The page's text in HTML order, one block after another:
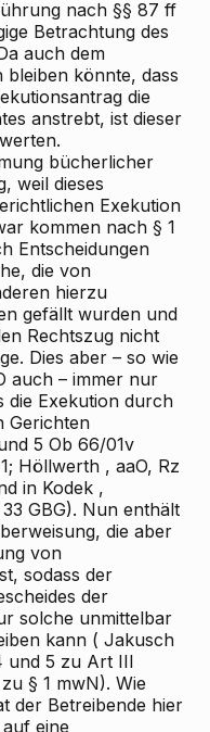
nach §§ 87 ff
Betrachtung des
auch dem
könnte, dass
die
anstrebt, ist dieser
bücherlicher
weil dieses
Exekution
kommen nach § 1
Entscheidungen
die von
hierzu
gefällt wurden und
Rechtszug nicht
Dies aber – so wie
auch – immer nur
die Exekution durch
Gerichten
5 Ob 66/01v
Höllwerth , aaO, Rz
in Kodek ,
GBG). Nun enthält
die aber
von
sodass der
der
solche unmittelbar
kann ( Jakusch
und 5 zu Art III
§ 1 mwN). Wie
der Betreibende hier
eine